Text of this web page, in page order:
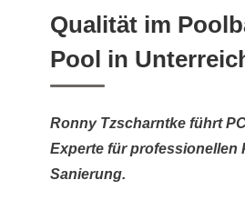
Qualität im
Pool in
Ronny Tzscharntke führt
Experte für professionellen
Sanierung.